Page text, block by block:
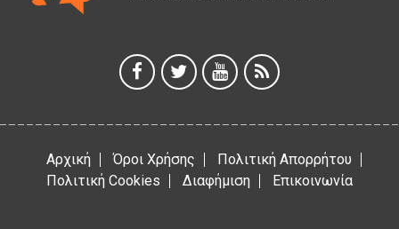
Έκτακτη χρηματοδότηση 400.000€ για επιπλέον εργασίες
Αρχική Όροι Χρήσης
Πολιτική Απορρήτου
Πολιτική Cookies
Διαφήμιση Επικοινωνία